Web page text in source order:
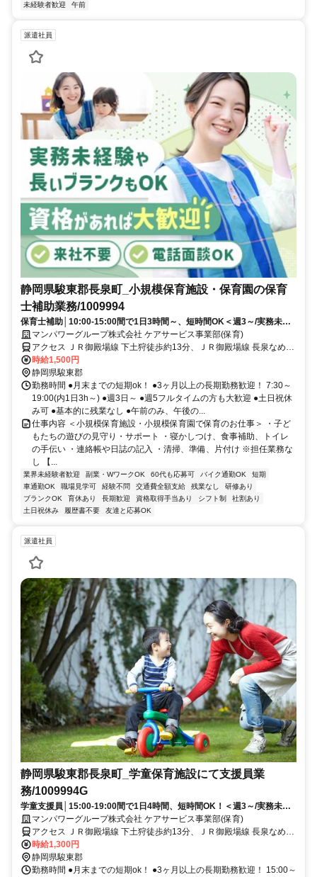
未経験者歓迎
午前
派遣社員
静岡県駿東郡長泉町_小規模保育施設・保育園の保育
士補助業務/1009994
保育士補助│10:00-15:00間で1日3時間～、短時間OK＜週3～/実務未経
験OK＞日払いOK
マンパワーグループ株式会社 ケアサービス事業部(保育)
アクセス ＪＲ御殿場線 下土狩徒歩約13分、ＪＲ御殿場線 長泉なめり
東口徒歩約16分、ＪＲ東海道新幹線 三島北口徒歩約25分 車・バイク
通勤OK(派遣先による)
時給1,500円
静岡県駿東郡
勤務時間 ●月末までの短期ok！ ●3ヶ月以上の長期勤務歓迎！ 7:30～
19:00(内1日3h～) ●週3日～ ●週5フルタイムの方も大歓迎 ●土日祝休
み可 ●基本的に残業なし ●午前のみ、午後の...
仕事内容 ＜小規模保育施設・小規模保育園で保育のお仕事＞ ・子ど
もたちの遊びの見守り・サポート ・寝かしつけ、食事補助、トイレ
の手伝い ・連絡帳や日誌の記入 ・清掃、準備、片付け ※担任業務な
し 【...
業界未経験者歓迎 副業・WワークOK 60代も応募可 バイク通勤OK
短期
車通勤OK
職場見学可 経験不問 交通費全額支給 残業なし
研修あり
ブランクOK
育休あり 長期歓迎 資格取得手当あり シフト制
社割あり
土日祝休み
履歴書不要 友達と応募OK
派遣社員
静岡県駿東郡長泉町_学童保育施設にて支援員業
務/1009994G
学童支援員│15:00-19:00間で1日4時間、短時間OK！＜週3～/実務未経
験OK＞日払いOK
マンパワーグループ株式会社 ケアサービス事業部(保育)
アクセス ＪＲ御殿場線 下土狩徒歩約13分、ＪＲ御殿場線 長泉なめり
東口徒歩約16分、ＪＲ東海道新幹線 三島北口徒歩約25分 車・バイク
通勤OK(派遣先による)
時給1,300円
静岡県駿東郡
勤務時間 ●月末までの短期ok！ ●3ヶ月以上の長期勤務歓迎！ 15:00～